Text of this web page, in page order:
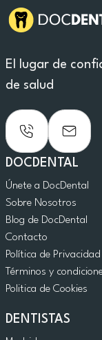
El lugar de
de salud
DOCDENTAL
Únete a DocDental
Sobre Nosotros
Blog de DocDental
Contacto
Política de Privacidad
Términos y
Politica de Cookies
DENTISTAS